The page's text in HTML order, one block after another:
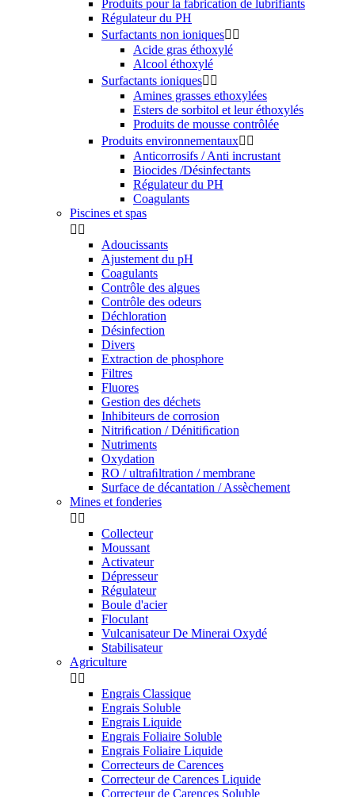
Produits pour la fabrication de lubrifiants
Régulateur du PH
Surfactants non ioniques 
Acide gras éthoxylé
Alcool éthoxylé
Surfactants ioniques 
Amines grasses ethoxylées
Esters de sorbitol et leur éthoxylés
Produits de mousse contrôlée
Produits environnementaux 
Anticorrosifs / Anti incrustant
Biocides /Désinfectants
Régulateur du PH
Coagulants
Piscines et spas
 
Adoucissants
Ajustement du pH
Coagulants
Contrôle des algues
Contrôle des odeurs
Déchloration
Désinfection
Divers
Extraction de phosphore
Filtres
Fluores
Gestion des déchets
Inhibiteurs de corrosion
Nitriﬁcation / Dénitiﬁcation
Nutriments
Oxydation
RO / ultraﬁltration / membrane
Surface de décantation / Assèchement
Mines et fonderies
 
Collecteur
Moussant
Activateur
Dépresseur
Régulateur
Boule d'acier
Floculant
Vulcanisateur De Minerai Oxydé
Stabilisateur
Agriculture
 
Engrais Classique
Engrais Soluble
Engrais Liquide
Engrais Foliaire Soluble
Engrais Foliaire Liquide
Correcteurs de Carences
Correcteur de Carences Liquide
Correcteur de Carences Soluble